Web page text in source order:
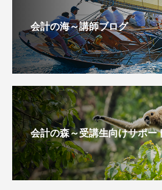
会計の海～講師ブログ
会計の森～受講生向けサポー